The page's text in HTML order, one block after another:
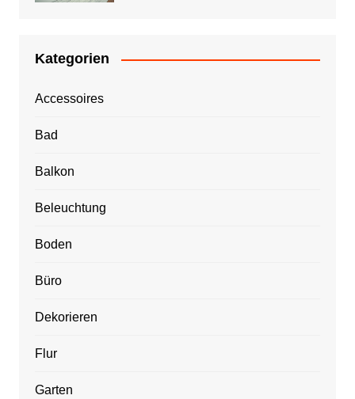
Kategorien
Accessoires
Bad
Balkon
Beleuchtung
Boden
Büro
Dekorieren
Flur
Garten